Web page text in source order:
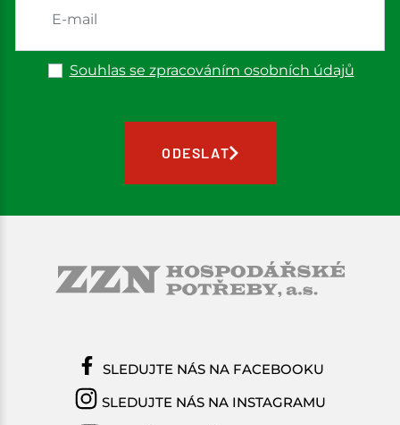
Souhlas se zpracováním osobních údajů
ODESLAT
SLEDUJTE NÁS NA FACEBOOKU
SLEDUJTE NÁS NA INSTAGRAMU